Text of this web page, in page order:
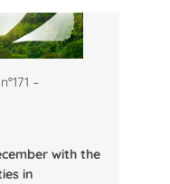
–
with the
in